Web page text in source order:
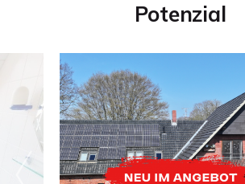
Potenzial